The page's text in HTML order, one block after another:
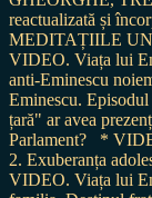
reactualizată și
MEDITAȚIILE
VIDEO. Viața lui
anti-Eminescu
Eminescu.
țară" ar avea
Parlament?
*
2. Exuberanța
VIDEO. Viața lui